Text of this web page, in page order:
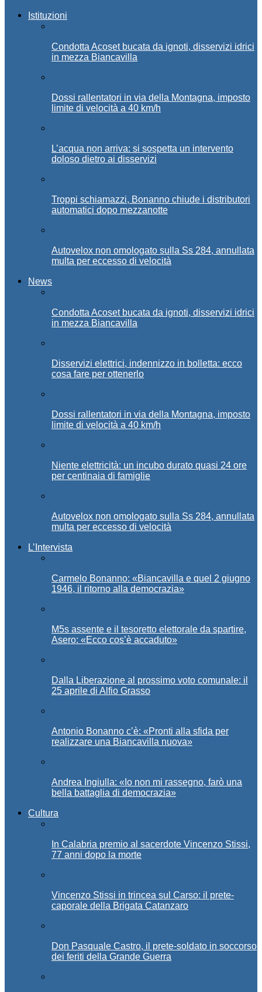
Istituzioni
Condotta Acoset bucata da ignoti, disservizi idrici
in mezza Biancavilla
Dossi rallentatori in via della Montagna, imposto
limite di velocità a 40 km/h
L’acqua non arriva: si sospetta un intervento
doloso dietro ai disservizi
Troppi schiamazzi, Bonanno chiude i distributori
automatici dopo mezzanotte
Autovelox non omologato sulla Ss 284, annullata
multa per eccesso di velocità
News
Condotta Acoset bucata da ignoti, disservizi idrici
in mezza Biancavilla
Disservizi elettrici, indennizzo in bolletta: ecco
cosa fare per ottenerlo
Dossi rallentatori in via della Montagna, imposto
limite di velocità a 40 km/h
Niente elettricità: un incubo durato quasi 24 ore
per centinaia di famiglie
Autovelox non omologato sulla Ss 284, annullata
multa per eccesso di velocità
L’Intervista
Carmelo Bonanno: «Biancavilla e quel 2 giugno
1946, il ritorno alla democrazia»
M5s assente e il tesoretto elettorale da spartire,
Asero: «Ecco cos’è accaduto»
Dalla Liberazione al prossimo voto comunale: il
25 aprile di Alfio Grasso
Antonio Bonanno c’è: «Pronti alla sfida per
realizzare una Biancavilla nuova»
Andrea Ingiulla: «Io non mi rassegno, farò una
bella battaglia di democrazia»
Cultura
In Calabria premio al sacerdote Vincenzo Stissi,
77 anni dopo la morte
Vincenzo Stissi in trincea sul Carso: il prete-
caporale della Brigata Catanzaro
Don Pasquale Castro, il prete-soldato in soccorso
dei feriti della Grande Guerra